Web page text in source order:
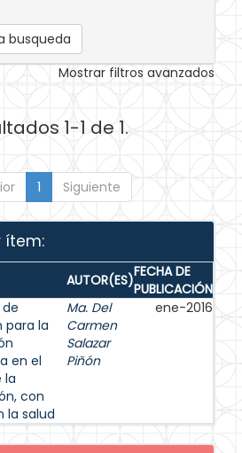
busqueda
Mostrar filtros avanzados
1-1 de 1.
1 Siguiente
ítem:
AUTOR(ES)FECHA DE
PUBLICACIÓN
para la
en el
la
con
la salud
Ma. Del
Carmen
Salazar
Piñón
ene-2016